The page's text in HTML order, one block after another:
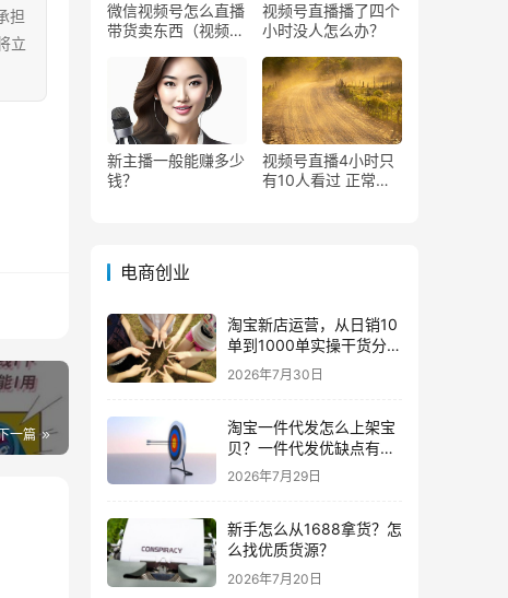
担
立
一篇
微信视频号怎么直播
带货卖东西（视频号
视频号直播播了四个
小时没人怎么办？
新主播一般能赚多少
钱？
视频号直播4小时只
有10人看过 正常
电商创业
淘宝新店运营，从日销10
单到1000单实操干货分
享！
2026年7月30日
淘宝一件代发怎么上架宝
贝？一件代发优缺点有哪
些？
2026年7月29日
新手怎么从1688拿货？怎
么找优质货源？
2026年7月20日